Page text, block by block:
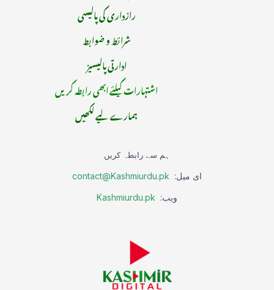
رازداری کی پالیسی
شرائط و ضوابط
ادارتی پالیسیز
اشتہارات کیلئے ابھی رابطہ کریں
ہمارے لیے لکھیں
ہم سے رابطہ کریں
ای میل: contact@Kashmiurdu.pk
ویب: Kashmiurdu.pk